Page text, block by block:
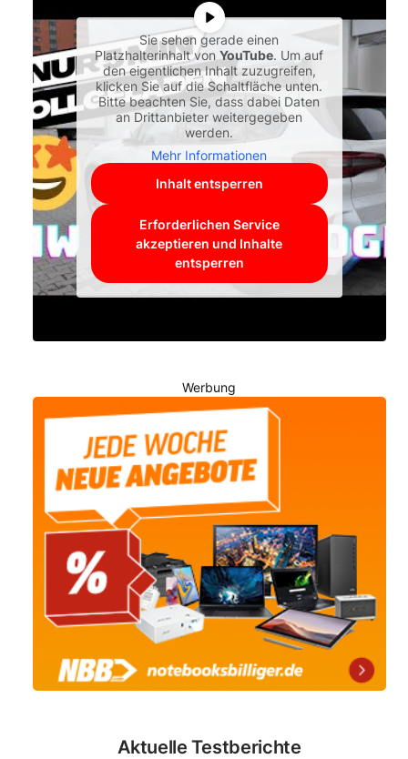
Sie sehen gerade einen
Platzhalterinhalt vonYouTube. Um auf
den eigentlichen Inhalt zuzugreifen,
klicken Sie auf die Schaltfläche unten.
Bitte beachten Sie, dass dabei Daten
an Drittanbieter weitergegeben
werden.
Mehr Informationen
Inhalt entsperren
Erforderlichen Service
akzeptieren und Inhalte
entsperren
Werbung
Aktuelle Testberichte